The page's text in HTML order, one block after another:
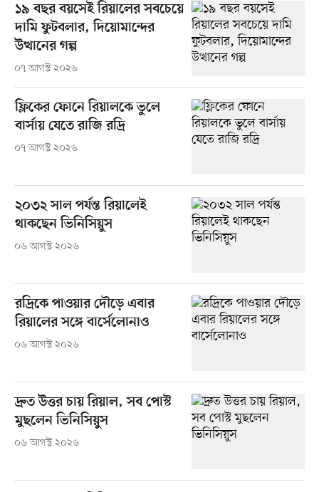
১৯ বছর বয়সেই রিয়ালের সবচেয়ে
দামি ফুটবলার, দিয়োমান্দের
উত্থানের গল্প
০৭ আগস্ট ২০২৬
ফ্লিকের ফোনে রিয়ালকে ভুলে
বার্সায় যেতে রাজি রদ্রি
০৭ আগস্ট ২০২৬
২০৩২ সাল পর্যন্ত রিয়ালেই
থাকছেন ভিনিসিয়ুস
০৬ আগস্ট ২০২৬
রদ্রিকে পাওয়ার দৌড়ে এবার
রিয়ালের সঙ্গে বার্সেলোনাও
০৬ আগস্ট ২০২৬
দ্রুত উত্তর চায় রিয়াল, সব পোস্ট
মুছলেন ভিনিসিয়ুস
০৬ আগস্ট ২০২৬